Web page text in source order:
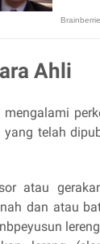
Ahli
telah
atau
dan atau